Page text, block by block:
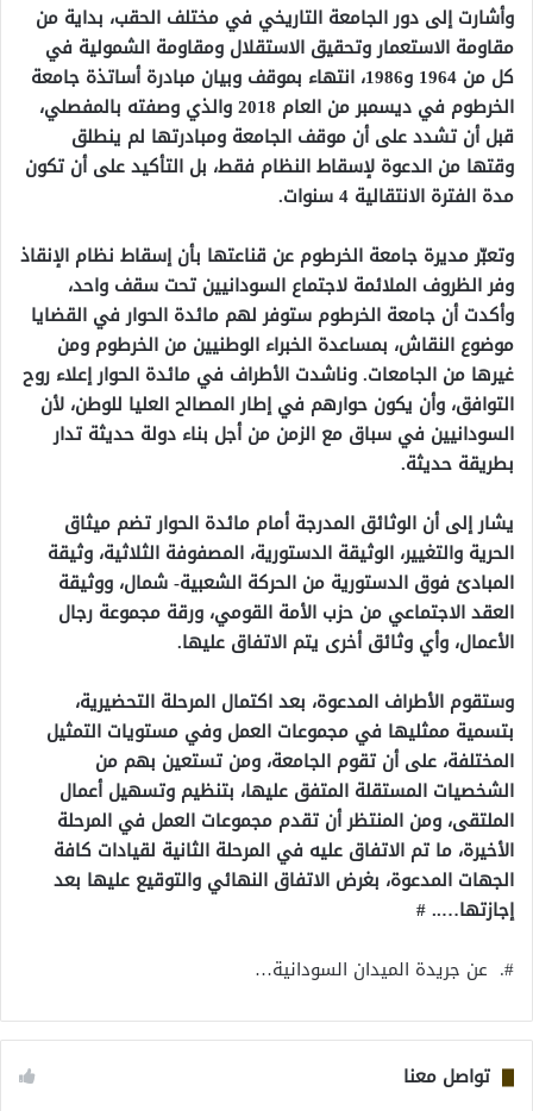
وأشارت إلى دور الجامعة التاريخي في مختلف الحقب، بداية من
مقاومة الاستعمار وتحقيق الاستقلال ومقاومة الشمولية في
كل من 1964 و1986، انتهاء بموقف وبيان مبادرة أساتذة جامعة
الخرطوم في ديسمبر من العام 2018 والذي وصفته بالمفصلي،
قبل أن تشدد على أن موقف الجامعة ومبادرتها لم ينطلق
وقتها من الدعوة لإسقاط النظام فقط، بل التأكيد على أن تكون
مدة الفترة الانتقالية 4 سنوات.
وتعبّر مديرة جامعة الخرطوم عن قناعتها بأن إسقاط نظام الإنقاذ
وفر الظروف الملائمة لاجتماع السودانيين تحت سقف واحد،
وأكدت أن جامعة الخرطوم ستوفر لهم مائدة الحوار في القضايا
موضوع النقاش، بمساعدة الخبراء الوطنيين من الخرطوم ومن
غيرها من الجامعات. وناشدت الأطراف في مائدة الحوار إعلاء روح
التوافق، وأن يكون حوارهم في إطار المصالح العليا للوطن، لأن
السودانيين في سباق مع الزمن من أجل بناء دولة حديثة تدار
بطريقة حديثة.
يشار إلى أن الوثائق المدرجة أمام مائدة الحوار تضم ميثاق
الحرية والتغيير، الوثيقة الدستورية، المصفوفة الثلاثية، وثيقة
المبادئ فوق الدستورية من الحركة الشعبية- شمال، ووثيقة
العقد الاجتماعي من حزب الأمة القومي، ورقة مجموعة رجال
الأعمال، وأي وثائق أخرى يتم الاتفاق عليها.
وستقوم الأطراف المدعوة، بعد اكتمال المرحلة التحضيرية،
بتسمية ممثليها في مجموعات العمل وفي مستويات التمثيل
المختلفة، على أن تقوم الجامعة، ومن تستعين بهم من
الشخصيات المستقلة المتفق عليها، بتنظيم وتسهيل أعمال
الملتقى، ومن المنتظر أن تقدم مجموعات العمل في المرحلة
الأخيرة، ما تم الاتفاق عليه في المرحلة الثانية لقيادات كافة
الجهات المدعوة، بغرض الاتفاق النهائي والتوقيع عليها بعد
إجازتها….. #
#. عن جريدة الميدان السودانية…
تواصل معنا